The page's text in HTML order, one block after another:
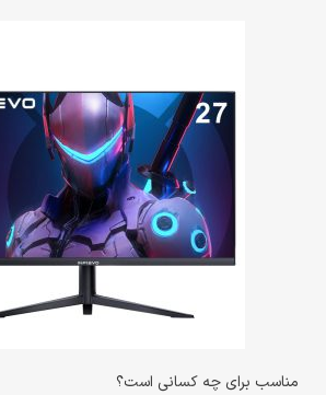
مناسب برای چه کسانی است؟